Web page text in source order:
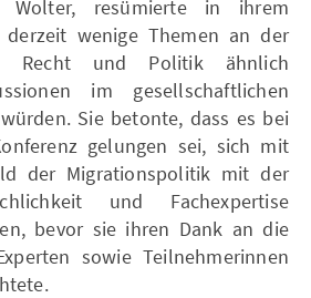
Wolter, resümierte in ihrem
derzeit wenige Themen an der
Recht und Politik ähnlich
im gesellschaftlichen
Sie betonte, dass es bei
gelungen sei, sich mit
der Migrationspolitik mit der
und Fachexpertise
bevor sie ihren Dank an die
sowie Teilnehmerinnen